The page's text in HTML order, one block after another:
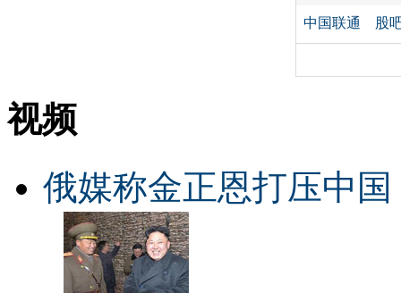
中国联通 股
视频
俄媒称金正恩打压中国